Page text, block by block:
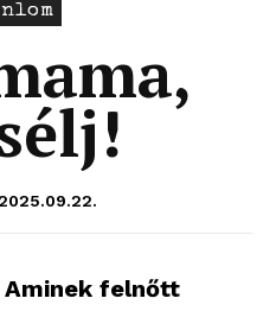
Aminek felnőtt